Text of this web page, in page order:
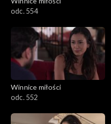
odc. 554
Winnice miłości
odc. 552